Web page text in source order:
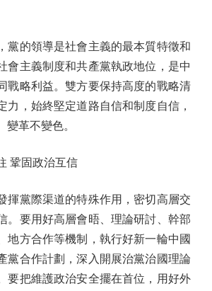
的領導是社會主義的最本質特徵和
會主義制度和共產黨執政地位，是中
戰略利益。雙方要保持高度的戰略清
力，始終堅定道路自信和制度自信，
變革不變色。
固政治互信
黨際渠道的特殊作用，密切高層交
。要用好高層會晤、理論研討、幹部
地方合作等機制，執行好新一輪中國
黨合作計劃，深入開展治黨治國理論
要把維護政治安全擺在首位，用好外